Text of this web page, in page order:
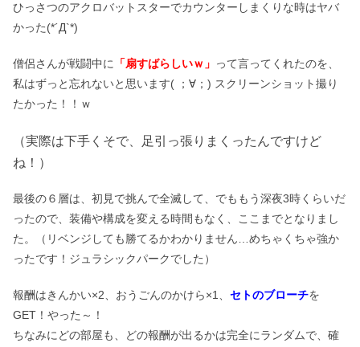
ひっさつのアクロバットスターでカウンターしまくりな時はヤバ
かった(*´Д`*)
僧侶さんが戦闘中に 「扇すばらしいｗ」 って言ってくれたのを、
私はずっと忘れないと思います( ；∀；) スクリーンショット撮り
たかった！！ｗ
（実際は下手くそで、足引っ張りまくったんですけど
ね！）
最後の６層は、初見で挑んで全滅して、でももう深夜3時くらいだ
ったので、装備や構成を変える時間もなく、ここまでとなりまし
た。（リベンジしても勝てるかわかりません…めちゃくちゃ強か
ったです！ジュラシックパークでした）
報酬はきんかい×2、おうごんのかけら×1、 セトのブローチを
GET！やった～！
ちなみにどの部屋も、どの報酬が出るかは完全にランダムで、確